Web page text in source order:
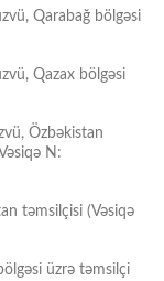
Qarabağ bölgəsi
Qazax bölgəsi
Özbəkistan
N:
təmsilçisi (Vəsiqə
üzrə təmsilçi